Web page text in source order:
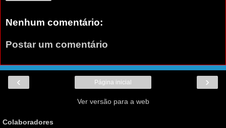
Nenhum comentário:
Postar um comentário
‹ ›
Página inicial
Ver versão para a web
Colaboradores